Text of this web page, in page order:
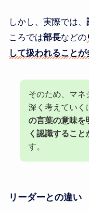
しかし、実際では、
ころでは部長などの
して扱われることが
そのため、マネ
深く考えていく
の言葉の意味を
く認識すること
す。
リーダーとの違い